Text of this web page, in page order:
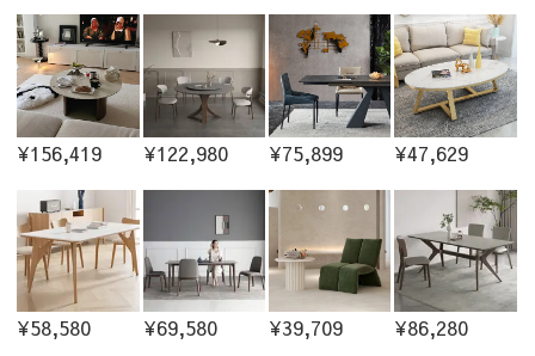
¥156,419 ¥122,980 ¥75,899 ¥47,629
¥58,580 ¥69,580 ¥39,709 ¥86,280